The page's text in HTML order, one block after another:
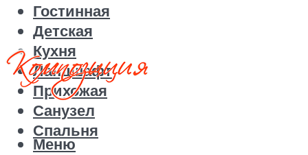
Гостинная
Детская
Кухня
Ландшафт
Прихожая
Санузел
Спальня
Меню